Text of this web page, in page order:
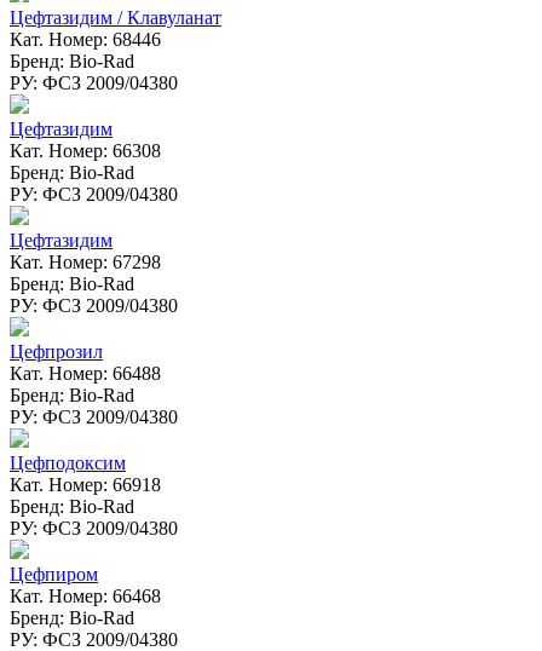
Цефтазидим / Клавуланат
Кат. Номер: 68446
Бренд: Bio-Rad
РУ: ФСЗ 2009/04380
Цефтазидим
Кат. Номер: 66308
Бренд: Bio-Rad
РУ: ФСЗ 2009/04380
Цефтазидим
Кат. Номер: 67298
Бренд: Bio-Rad
РУ: ФСЗ 2009/04380
Цефпрозил
Кат. Номер: 66488
Бренд: Bio-Rad
РУ: ФСЗ 2009/04380
Цефподоксим
Кат. Номер: 66918
Бренд: Bio-Rad
РУ: ФСЗ 2009/04380
Цефпиром
Кат. Номер: 66468
Бренд: Bio-Rad
РУ: ФСЗ 2009/04380